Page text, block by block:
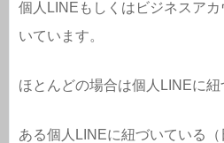
個人LINEもしくはビジネスア
いています。
ほとんどの場合は個人LINEに紐
ある個人LINEに紐づいている